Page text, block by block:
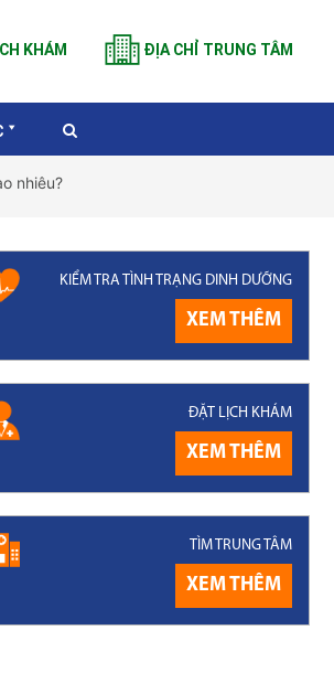
KHÁM ĐỊA CHỈ TRUNG TÂM
nhiêu?
KIỂM TRA TÌNH TRẠNG DINH DƯỠNG
XEM THÊM
ĐẶT LỊCH KHÁM
XEM THÊM
TÌM TRUNG TÂM
XEM THÊM